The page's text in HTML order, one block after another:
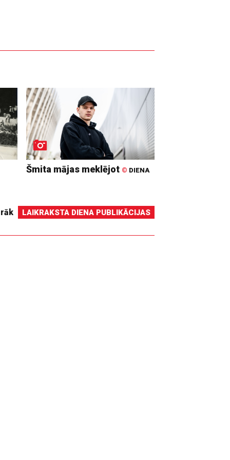
Šmita mājas meklējot © DIENA
LAIKRAKSTA DIENA PUBLIKĀCIJAS